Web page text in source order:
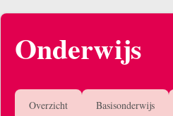
Onderwijs
Overzicht Basisonderwijs